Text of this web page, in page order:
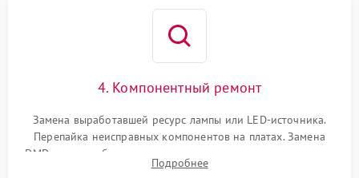
4. Компонентный ремонт
Замена выработавшей ресурс лампы или LED-источника.
Перепайка неисправных компонентов на платах. Замена
DMD-чипа при битых пикселях, установка нового цветового
колеса или восстановление сгоревших поляризационных
Подробнее